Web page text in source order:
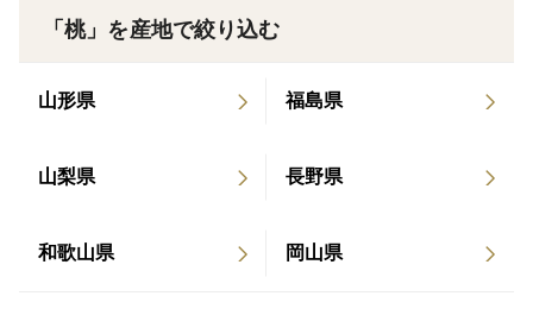
草生栽培とたい肥の施肥で有機たっぷり。成熟期には毎
▼注文に際しての注意点（配送方法や納期指定など）
ます
定はご遠慮ください。受け取り易い時間帯をご連絡くだ
「桃」を産地で絞り込む
山形県 福島県
山梨県 長野県
和歌山県 岡山県